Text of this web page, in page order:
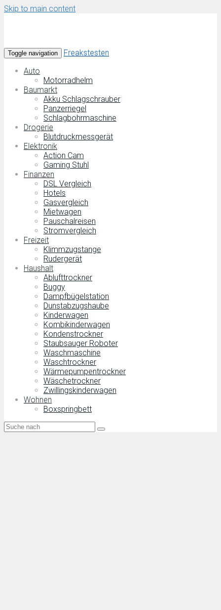
Skip to main content
Toggle navigation
Freakstesten
Auto
Motorradhelm
Baumarkt
Akku Schlagschrauber
Panzerriegel
Schlagbohrmaschine
Drogerie
Blutdruckmessgerät
Elektronik
Action Cam
Gaming Stuhl
Finanzen
DSL Vergleich
Hotels
Gasvergleich
Mietwagen
Pauschalreisen
Stromvergleich
Freizeit
Klimmzugstange
Rudergerät
Haushalt
Ablufttrockner
Buggy
Dampfbügelstation
Dunstabzugshaube
Kinderwagen
Kombikinderwagen
Kondenstrockner
Staubsauger Roboter
Waschmaschine
Waschtrockner
Wärmepumpentrockner
Wäschetrockner
Zwillingskinderwagen
Wohnen
Boxspringbett